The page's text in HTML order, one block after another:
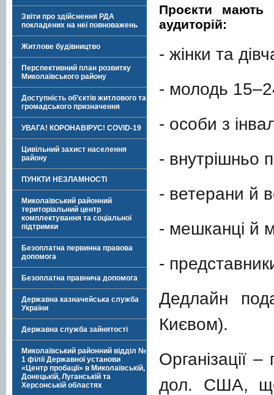
Звіти про здійснення РДА
покладених на неї повноважень
Житлове будівництво
Перспективний план розвитку
Миколаївського району
Доступність об’єктів житлового та
громадського призначення
УВАГА! КОРОНАВІРУС! COVID-19
Цивільний захист населення
району
ПУНКТИ НЕЗЛАМНОСТІ
Миколаївський районний
територіальний центр
комплектування та соціальної
підтримки
Безоплатна первинна правова
допомога
Безоплатна правнича допомога
Державна казначейська служба
України
Державна служба зайнятості
Миколаївський районний відділ №
1 філії Державної установи
«Центр пробації» в Миколаївській,
Донецькій, Луганській та
Херсонській областях
Проєкти мають
аудиторій:
- жінки та
- молодь
- особи з
- внутрішньо
- ветерани й
- мешканці й
-
Дедлайн
Києвом).
Організації
дол. США,